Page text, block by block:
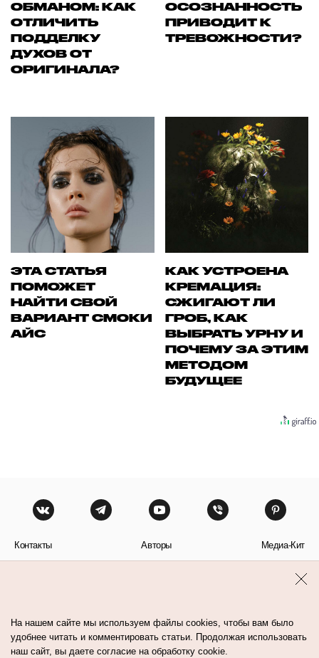
ОБМАНОМ: КАК
ОТЛИЧИТЬ
ПОДДЕЛКУ
ДУХОВ ОТ
ОРИГИНАЛА?
ОСОЗНАННОСТЬ
ПРИВОДИТ К
ТРЕВОЖНОСТИ?
ЭТА СТАТЬЯ
ПОМОЖЕТ
НАЙТИ СВОЙ
ВАРИАНТ СМОКИ
АЙС
КАК УСТРОЕНА
КРЕМАЦИЯ:
СЖИГАЮТ ЛИ
ГРОБ, КАК
ВЫБРАТЬ УРНУ И
ПОЧЕМУ ЗА ЭТИМ
МЕТОДОМ
БУДУЩЕЕ
Контакты Авторы Медиа-Кит
На нашем сайте мы используем файлы cookies, чтобы вам было
удобнее читать и комментировать статьи. Продолжая использовать
наш сайт, вы даете согласие на обработку cookie.